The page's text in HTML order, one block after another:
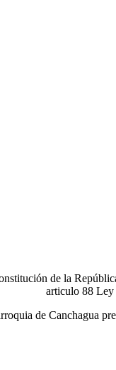
de la
articulo 88 Ley
de Canchagua